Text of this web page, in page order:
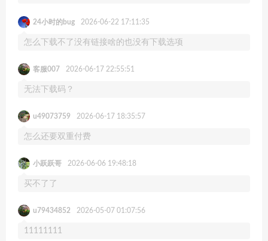
24小时的bug 2026-06-22 17:11:35
怎么下载不了没有链接啥的也没有下载选项
客服007 2026-06-17 22:55:51
无法下载码？
u49073759 2026-06-17 18:35:57
怎么还要双重付费
小跃跃哥 2026-06-06 19:48:18
买不了了
u79434852 2026-05-07 01:07:56
11111111